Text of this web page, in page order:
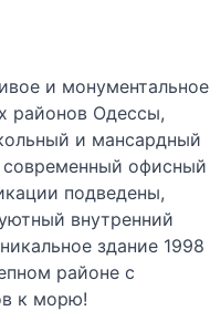
и монументальное
районов Одессы,
и мансардный
современный офисный
подведены,
внутренний
здание 1998
районе с
к морю!